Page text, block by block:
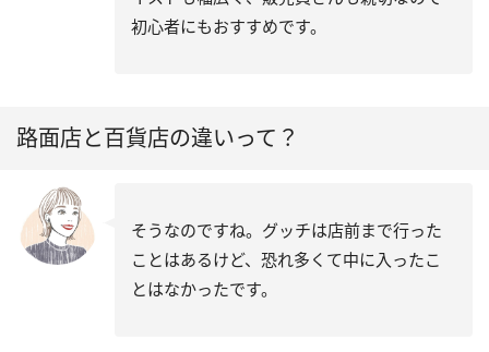
初心者にもおすすめです。
路面店と百貨店の違いって？
そうなのですね。グッチは店前まで行った
ことはあるけど、恐れ多くて中に入ったこ
とはなかったです。